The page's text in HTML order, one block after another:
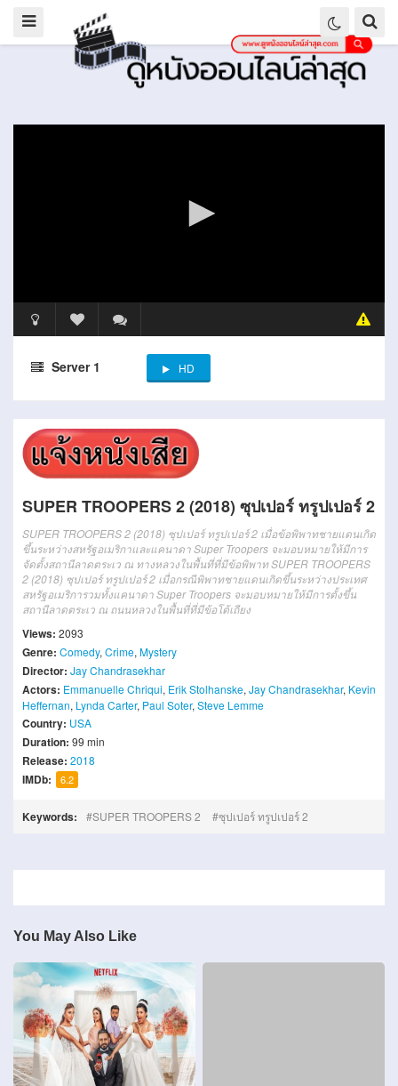
Server 1 HD
SUPER TROOPERS 2 (2018) ซุปเปอร์ ทรูปเปอร์ 2
SUPER TROOPERS 2 (2018) ซุปเปอร์ ทรูปเปอร์ 2 เมื่อข้อพิพาทชายแดนเกิด
ขึ้นระหว่างสหรัฐอเมริกาและแคนาดา Super Troopers จะมอบหมายให้มีการ
จัดตั้งสถานีลาดตระเว ณ ทางหลวงในพื้นที่ที่มีข้อพิพาท SUPER TROOPERS
2 (2018) ซุปเปอร์ ทรูปเปอร์ 2 เมื่อกรณีพิพาทชายแดนเกิดขึ้นระหว่างประเทศ
สหรัฐอเมริการวมทั้งแคนาดา Super Troopers จะมอบหมายให้มีการตั้งขึ้น
สถานีลาดตระเว ณ ถนนหลวงในพื้นที่ที่มีข้อโต้เถียง
Views: 2093
Genre: Comedy, Crime, Mystery
Director: Jay Chandrasekhar
Actors: Emmanuelle Chriqui, Erik Stolhanske, Jay Chandrasekhar, Kevin
Heffernan, Lynda Carter, Paul Soter, Steve Lemme
Country: USA
Duration: 99 min
Release: 2018
IMDb: 6.2
Keywords: SUPER TROOPERS 2 ซุปเปอร์ ทรูปเปอร์ 2
You May Also Like